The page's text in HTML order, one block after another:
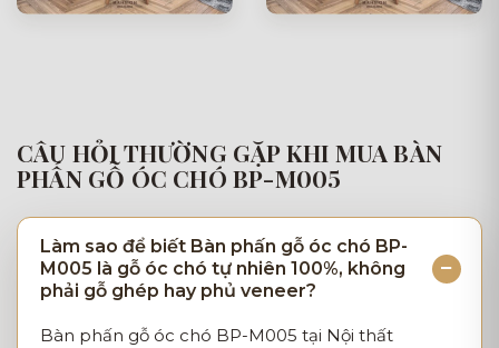
CÂU HỎI THƯỜNG GẶP KHI MUA BÀN
PHẤN GỖ ÓC CHÓ BP-M005
Làm sao để biết Bàn phấn gỗ óc chó BP-
M005 là gỗ óc chó tự nhiên 100%, không
phải gỗ ghép hay phủ veneer?
Bàn phấn gỗ óc chó BP-M005 tại Nội thất